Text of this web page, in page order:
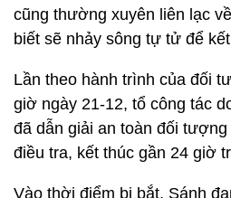
cũng thường xuyên liên lạc
biết sẽ nhảy sông tự tử để
Lần theo hành trình của đối
giờ ngày 21-12, tổ công tác
đã dẫn giải an toàn đối
điều tra, kết thúc gần 24 giờ
Vào thời điểm bị bắt, Sánh